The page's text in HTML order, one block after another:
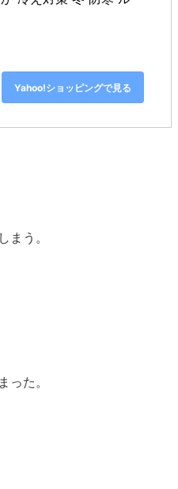
Yahoo!ショッピングで見る
う。
た。